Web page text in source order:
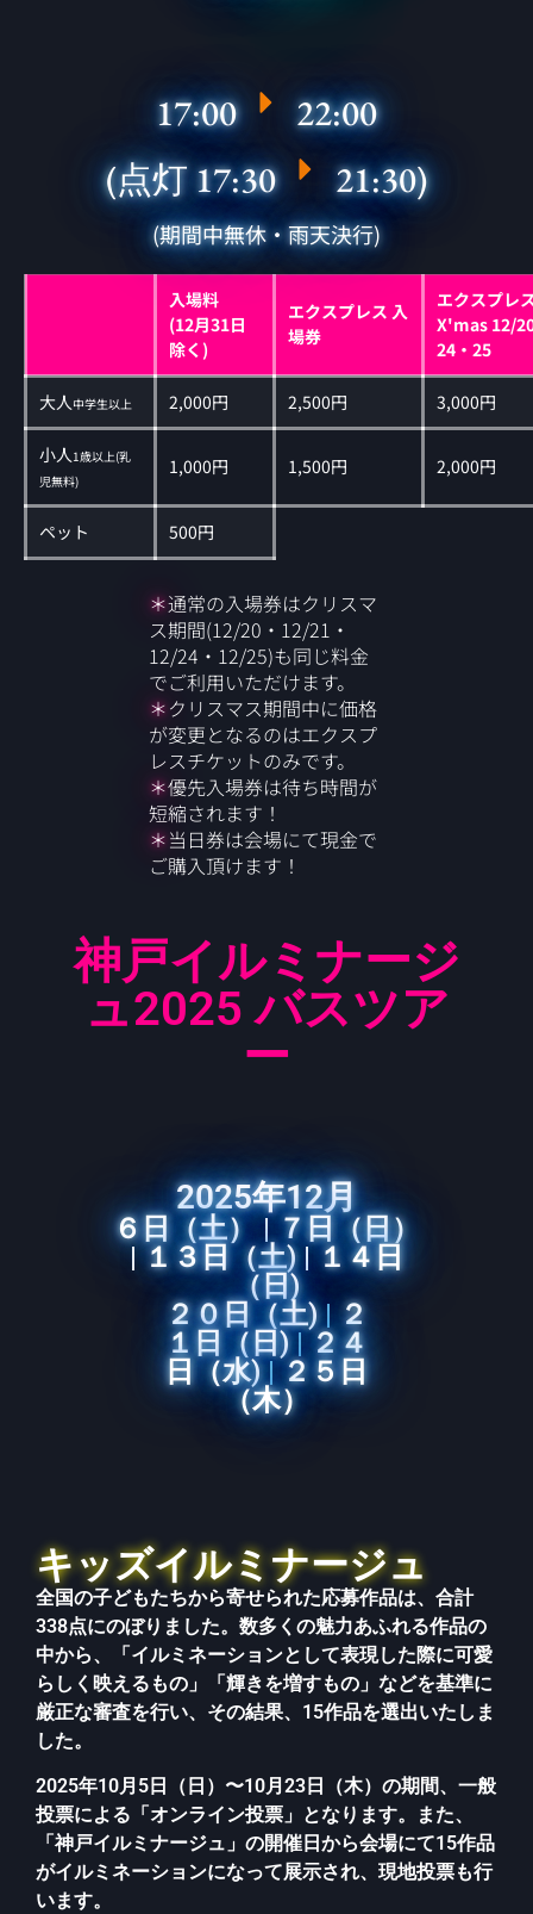
17:00
22:00
(点灯 17:30
21:30)
(期間中無休・雨天決行)
入場料
(12月31日
除く)
エクスプレス 入
場券
エクスプレ
X'mas 12/
24・25
大人中学生以上 2,000円 2,500円 3,000円
小人1歳以上(乳
児無料)
1,000円 1,500円 2,000円
ペット 500円
＊通常の入場券はクリスマ
ス期間(12/20・12/21・
12/24・12/25)も同じ料金
でご利用いただけます。
＊クリスマス期間中に価格
が変更となるのはエクスプ
レスチケットのみです。
＊優先入場券は待ち時間が
短縮されます！
＊当日券は会場にて現金で
ご購入頂けます！
神戸イルミナージ
ュ2025 バスツア
ー
2025年12月
６日（土） | ７日（日）
|１３日（土)|１４日
（日)
２０日（土)|２
１日（日) | ２４
日（水) | ２５日
（木）
キッズイルミナージュ
全国の子どもたちから寄せられた応募作品は、合計
338点にのぼりました。数多くの魅力あふれる作品の
中から、「イルミネーションとして表現した際に可愛
らしく映えるもの」「輝きを増すもの」などを基準に
厳正な審査を行い、その結果、15作品を選出いたしま
した。
2025年10月5日（日）〜10月23日（木）の期間、一般
投票による「オンライン投票」となります。また、
「神戸イルミナージュ」の開催日から会場にて15作品
がイルミネーションになって展示され、現地投票も行
います。